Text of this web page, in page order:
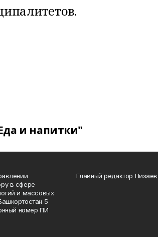
и напитки"
в сфере
и массовых
5
номер ПИ
Главный редактор